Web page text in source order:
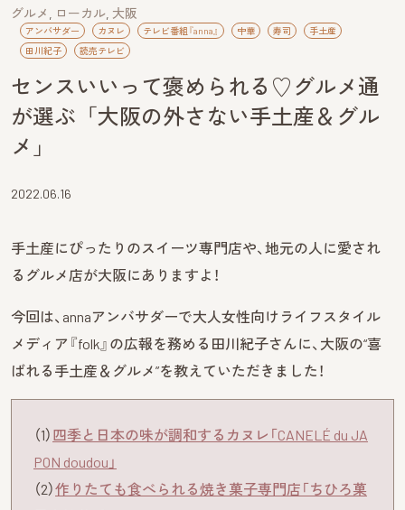
グルメ ローカル 大阪
アンバサダー カヌレ テレビ番組『anna』 中華 寿司
手土産
田川紀子
読売テレビ
センスいいって褒められる♡グルメ通
が選ぶ「大阪の外さない手土産＆グル
メ」
2022.06.16
手土産にぴったりのスイーツ専門店や、地元の人に愛され
るグルメ店が大阪にありますよ！
今回は、annaアンバサダーで大人女性向けライフスタイル
メディア『folk』の広報を務める田川紀子さんに、大阪の“喜
ばれる手土産＆グルメ”を教えていただきました！
（1） 四季と日本の味が調和するカヌレ「CANELÉ du JA
PON doudou」
（2）作りたても食べられる焼き菓子専門店「ちひろ菓